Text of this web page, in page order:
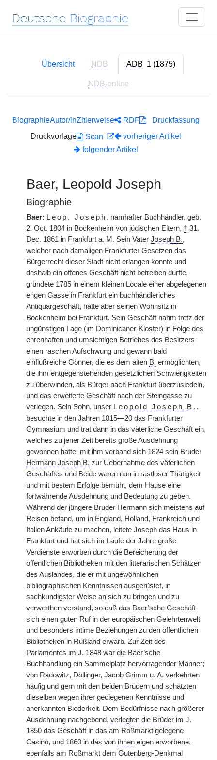
Deutsche Biographie
Übersicht NDB ADB 1 (1875)
NDB-online
BiographieAutor/inZitierweise RDF
Druckfassung
Druckvorlage
Scan
vorheriger Artikel
folgender Artikel
Baer, Leopold Joseph
Biographie
Baer: Leop. Joseph , namhafter Buchhändler, geb.
2. Oct. 1804 in Bockenheim von jüdischen Eltern, † 31.
Dec. 1861 in Frankfurt a. M. Sein Vater Joseph B.,
welcher nach damaligen Frankfurter Gesetzen das
Bürgerrecht dieser Stadt nicht erlangen konnte und
deshalb ein offenes Geschäft nicht betreiben durfte,
gründete 1785 in einem kleinen Locale einer abgelegenen
engen Gasse in Frankfurt ein buchhändleriches
Antiquargeschäft, hatte aber seinen Wohnsitz in
Bockenheim bei Frankfurt. Sein Geschäft nahm trotz der
ungünstigen Lage (im Dominicaner-Kloster) in Folge des
ehrenhaften und umsichtigen Betriebes des Besitzers
einen raschen Aufschwung und gewann bald
einflußreiche Gönner, die es dem alten B. ermöglichten,
die ihm entgegenstehenden gesetzlichen Schwierigkeiten
zu überwinden, als Bürger nach Frankfurt überzusiedeln,
und das erweiterte Geschäft nach der Steingasse zu
verlegen. Sein Sohn, unser Leopold Joseph B. ,
besuchte in den Jahren 1815—20 das Frankfurter
Gymnasium und trat dann in das väterliche Geschäft ein,
welches zu jener Zeit bereits große Ausdehnung
gewonnen hatte; mit ihm verband sich 1824 sein Bruder
Hermann Joseph B. zur Uebernahme des väterlichen
Geschäftes und Beide waren nun in rastloser Thätigkeit
und mit bestem Erfolge bemüht, dem Hause eine
fortwährende Ausdehnung und Bedeutung zu geben.
Während der jüngere Bruder Hermann sich meistens auf
Reisen befand, um in England, Holland, Frankreich und
Italien Ankäufe zu machen, leitete Joseph das Haus in
Frankfurt und hat sich im Laufe der Jahre große
Verdienste erworben durch die Bereicherung der
öffentlichen Bibliotheken mit den litterarischen Schätzen
des Auslandes, die er mit ungewöhnlichen
bibliographischen Kenntnissen ausgerüstet, in
sachkundigster Weise an sich zu bringen und zu
verwerthen verstand, so daß das Baer’sche Geschäft
sich einen guten Ruf in der europäischen Gelehrtenwelt,
und besonders intime Beziehungen zu den öffentlichen
Bibliotheken in Rußland erwarb. Zur Zeit des
Parlamentes im J. 1848 war die Baer’sche
Buchhandlung ein Sammelplatz hervorragender Männer;
von Radowitz, Döllinger, Jacob Grimm u. A. verkehrten
häufig und gern mit den beiden Brüdern und schätzten
dieselben wegen ihrer gediegenen Kenntnisse und
anerkannten Biederkeit. Dem Bedürfnisse nach größerer
Ausdehnung nachgebend, verlegten die Brüder im J.
1850 das Geschäft in das am Roßmarkt gelegene
Casino, und 1860 in das von ihnen eigen erworbene,
ebenfalls am Roßmarkt dem Gutenberg-Denkmal